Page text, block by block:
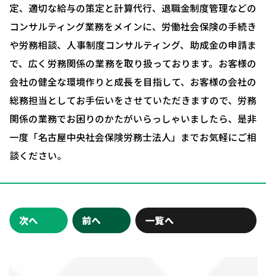
ブログ＆ニュース
会社概要
お問い合わせ・相談予約
定、適切な給与の策定と計算代行、退職金制度管理などの
コンサルティング業務をメインに、労働社会保険の手続き
や労務相談、人事制度コンサルティング、助成金の申請ま
で、広く労務関係の業務を取り扱っております。お客様の
会社の健全な環境作りと成長を目指して、お客様の会社の
総務担当としてお手伝いをさせていただきますので、労務
関係の業務でお困りのかたがいらっしゃいましたら、是非
一度「名古屋中央社会保険労務士法人」までお気軽にご相
談ください。
次へ 前へ 一覧へ